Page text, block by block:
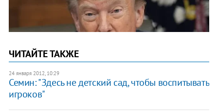
ЧИТАЙТЕ ТАКЖЕ
24 января 2012, 10:29
Семин: "Здесь не детский сад, чтобы воспитывать
игроков"